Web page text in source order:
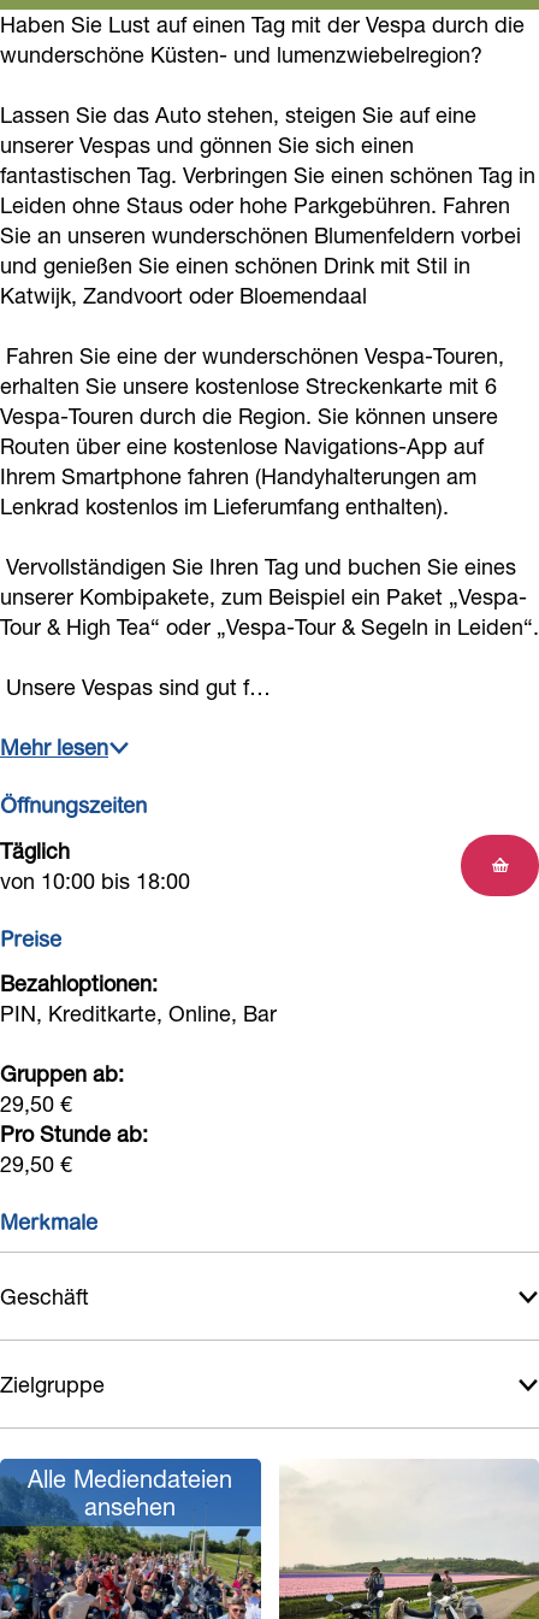
l
e
(
V
e
s
a
)
e
r
e
h
(
V
e
p
a
)
v
e
e
i
h
(
V
s
p
a
)
r
l
i
(
V
e
s
p
a
)
r
v
r
l
e
i
h
(
e
s
p
a
o
o
R
o
l
e
r
e
r
l
e
i
h
(
V
s
p
)
g
r
m
R
o
l
l
e
v
e
r
l
e
i
h
(
e
s
a
Haben Sie Lust auf einen Tag mit der Vespa durch die
wunderschöne Küsten- und lumenzwiebelregion?
Lassen Sie das Auto stehen, steigen Sie auf eine
unserer Vespas und gönnen Sie sich einen
fantastischen Tag. Verbringen Sie einen schönen Tag in
Leiden ohne Staus oder hohe Parkgebühren. Fahren
Sie an unseren wunderschönen Blumenfeldern vorbei
und genießen Sie einen schönen Drink mit Stil in
Katwijk, Zandvoort oder Bloemendaal
Fahren Sie eine der wunderschönen Vespa-Touren,
erhalten Sie unsere kostenlose Streckenkarte mit 6
Vespa-Touren durch die Region. Sie können unsere
Routen über eine kostenlose Navigations-App auf
Ihrem Smartphone fahren (Handyhalterungen am
Lenkrad kostenlos im Lieferumfang enthalten).
Vervollständigen Sie Ihren Tag und buchen Sie eines
unserer Kombipakete, zum Beispiel ein Paket „Vespa-
Tour & High Tea“ oder „Vespa-Tour & Segeln in Leiden“.
Unsere Vespas sind gut f…
Mehr lesen
Öffnungszeiten
Täglich
von 10:00 bis 18:00
Preise
Bezahloptionen:
PIN, Kreditkarte, Online, Bar
Gruppen ab:
29,50 €
Pro Stunde ab:
29,50 €
Merkmale
Geschäft
Zielgruppe
Alle Mediendateien
ansehen